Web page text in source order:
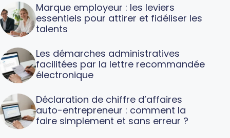
Marque employeur : les leviers
essentiels pour attirer et fidéliser les
talents
Les démarches administratives
facilitées par la lettre recommandée
électronique
Déclaration de chiffre d’affaires
auto-entrepreneur : comment la
faire simplement et sans erreur ?